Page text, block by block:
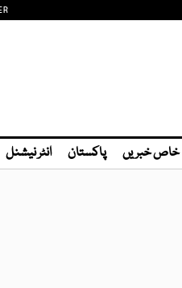
خاص خبریں پاکستان انٹر نیشنل